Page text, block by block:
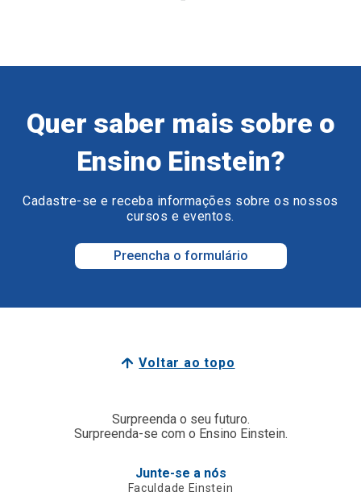
Quer saber mais sobre o
Ensino Einstein?
Cadastre-se e receba informações sobre os nossos
cursos e eventos.
Preencha o formulário
Voltar ao topo
Surpreenda o seu futuro.
Surpreenda-se com o Ensino Einstein.
Junte-se a nós
Faculdade Einstein